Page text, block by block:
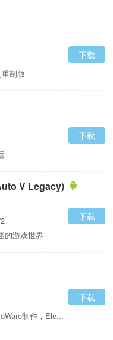
制版
下载
下载
V Legacy)
的游戏世界
下载
制作，Ele...
下载